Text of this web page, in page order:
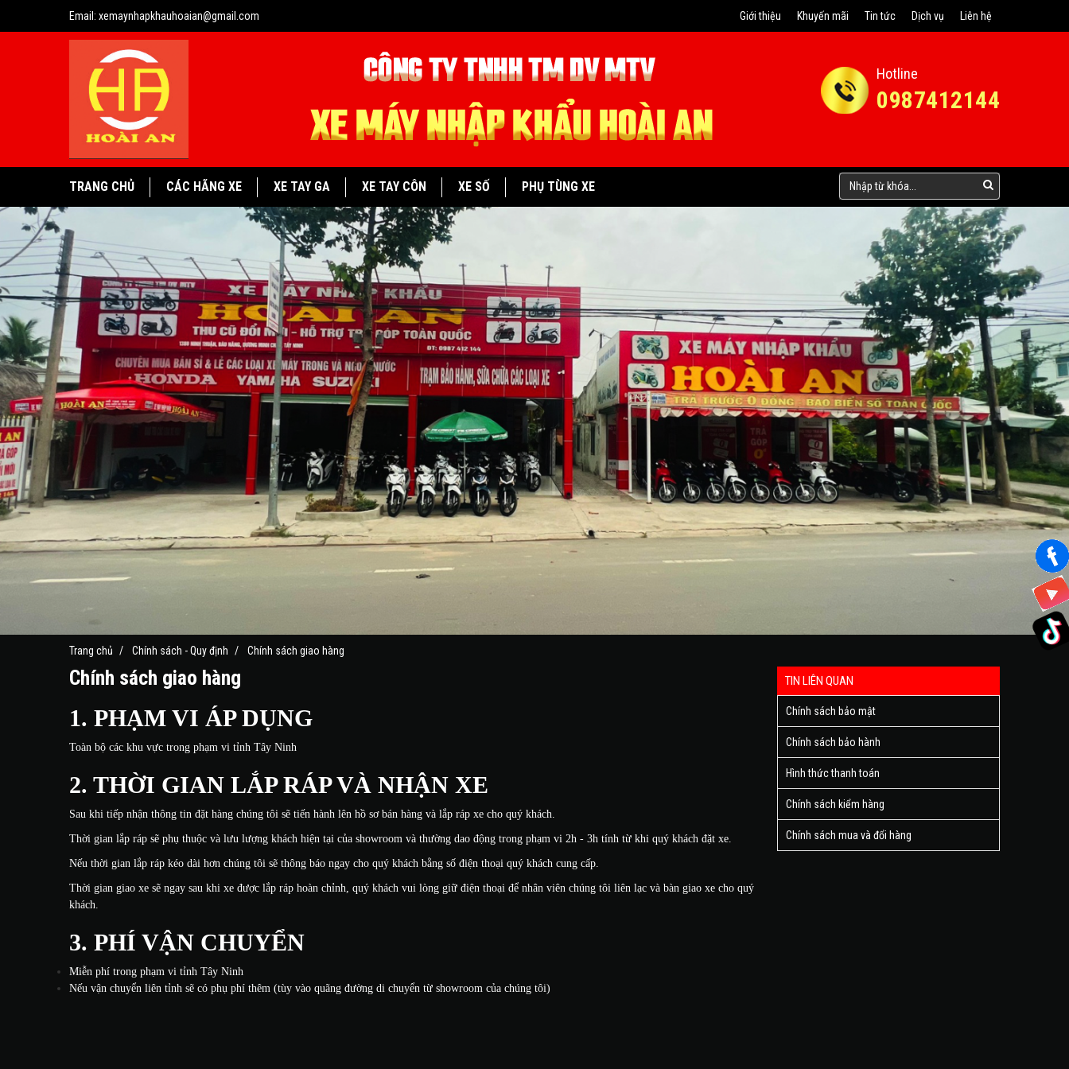
Email: xemaynhapkhauhoaian@gmail.com Giới thiệu Khuyến mãi Tin tức Dịch vụ Liên hệ
Hotline
0987412144
TRANG CHỦ CÁC HÃNG XE XE TAY GA XE TAY CÔN XE SỐ PHỤ TÙNG XE
Trang chủ Chính sách - Quy định Chính sách giao hàng
Chính sách giao hàng
1. PHẠM VI ÁP DỤNG
Toàn bộ các khu vực trong phạm vi tỉnh Tây Ninh
2. THỜI GIAN LẮP RÁP VÀ NHẬN XE
Sau khi tiếp nhận thông tin đặt hàng chúng tôi sẽ tiến hành lên hồ sơ bán hàng và lắp ráp xe cho quý khách.
Thời gian lắp ráp sẽ phụ thuộc và lưu lượng khách hiện tại của showroom và thường dao động trong phạm vi 2h - 3h tính từ khi quý khách đặt xe.
Nếu thời gian lắp ráp kéo dài hơn chúng tôi sẽ thông báo ngay cho quý khách bằng số điện thoại quý khách cung cấp.
Thời gian giao xe sẽ ngay sau khi xe được lắp ráp hoàn chỉnh, quý khách vui lòng giữ điện thoại để nhân viên chúng tôi liên lạc và bàn giao xe cho quý
khách.
3. PHÍ VẬN CHUYỂN
Miễn phí trong phạm vi tỉnh Tây Ninh
Nếu vận chuyển liên tỉnh sẽ có phụ phí thêm (tùy vào quãng đường di chuyển từ showroom của chúng tôi)
TIN LIÊN QUAN
Chính sách bảo mật
Chính sách bảo hành
Hình thức thanh toán
Chính sách kiểm hàng
Chính sách mua và đổi hàng